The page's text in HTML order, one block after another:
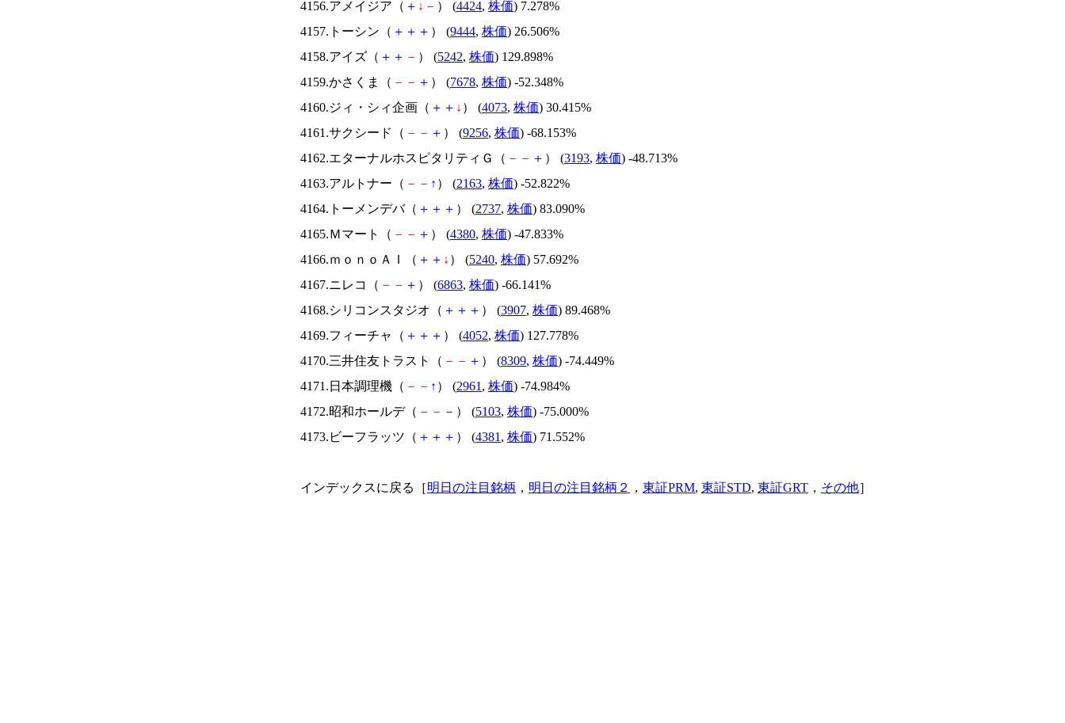
4156.アメイジア（ ＋ ↓ － ） (4424, 株価) 7.278%
4157.トーシン（ ＋ ＋ ＋ ） (9444, 株価) 26.506%
4158.アイズ（ ＋ ＋ － ） (5242, 株価) 129.898%
4159.かさくま（ － － ＋ ） (7678, 株価) -52.348%
4160.ジィ・シィ企画（ ＋ ＋ ↓ ） (4073, 株価) 30.415%
4161.サクシード（ － － ＋ ） (9256, 株価) -68.153%
4162.エターナルホスピタリティＧ（ － － ＋ ） (3193, 株価) -48.713%
4163.アルトナー（ － － ↑ ） (2163, 株価) -52.822%
4164.トーメンデバ（ ＋ ＋ ＋ ） (2737, 株価) 83.090%
4165.Ｍマート（ － － ＋ ） (4380, 株価) -47.833%
4166.ｍｏｎｏＡＩ（ ＋ ＋ ↓ ） (5240, 株価) 57.692%
4167.ニレコ（ － － ＋ ） (6863, 株価) -66.141%
4168.シリコンスタジオ（ ＋ ＋ ＋ ） (3907, 株価) 89.468%
4169.フィーチャ（ ＋ ＋ ＋ ） (4052, 株価) 127.778%
4170.三井住友トラスト（ － － ＋ ） (8309, 株価) -74.449%
4171.日本調理機（ － － ↑ ） (2961 , 株価) -74.984%
4172.昭和ホールデ（ － － － ） (5103, 株価) -75.000%
4173.ビーフラッツ（ ＋ ＋ ＋ ） (4381 , 株価) 71.552%
インデックスに戻る［明日の注目銘柄 ， 明日の注目銘柄２ ， 東証PRM, 東証STD, 東証GRT ， その他］